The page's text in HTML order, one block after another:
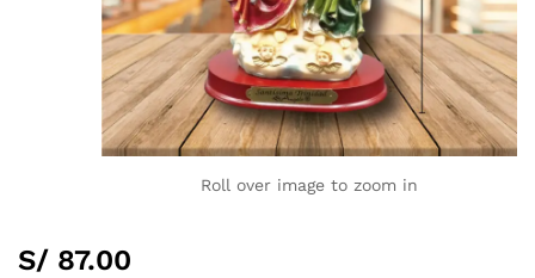
Roll over image to zoom in
S/ 87.00